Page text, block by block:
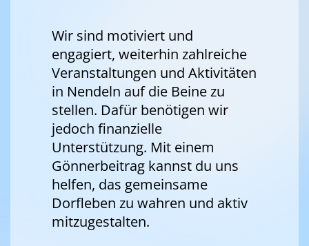
Wir sind motiviert und
engagiert, weiterhin zahlreiche
Veranstaltungen und Aktivitäten
in Nendeln auf die Beine zu
stellen. Dafür benötigen wir
jedoch finanzielle
Unterstützung. Mit einem
Gönnerbeitrag kannst du uns
helfen, das gemeinsame
Dorfleben zu wahren und aktiv
mitzugestalten.